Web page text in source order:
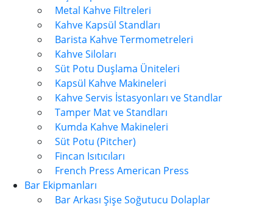
Metal Kahve Filtreleri
Kahve Kapsül Standları
Barista Kahve Termometreleri
Kahve Siloları
Süt Potu Duşlama Üniteleri
Kapsül Kahve Makineleri
Kahve Servis İstasyonları ve Standlar
Tamper Mat ve Standları
Kumda Kahve Makineleri
Süt Potu (Pitcher)
Fincan Isıtıcıları
French Press American Press
Bar Ekipmanları
Bar Arkası Şişe Soğutucu Dolaplar